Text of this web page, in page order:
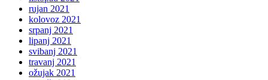
rujan 2021
kolovoz 2021
srpanj 2021
lipanj 2021
svibanj 2021
travanj 2021
ožujak 2021